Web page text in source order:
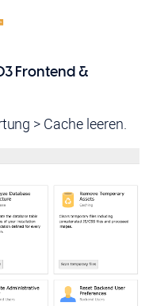
Frontend &
> Cache leeren.